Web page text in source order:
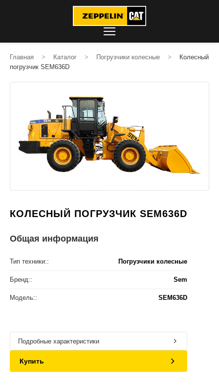
Главная > Каталог > Погрузчики колесные >
Колесный
погрузчик SEM636D
КОЛЕСНЫЙ ПОГРУЗЧИК SEM636D
Общая информация
Тип техники:: Погрузчики колесные
Бренд:: Sem
Модель:: SEM636D
Подробные характеристики
Купить